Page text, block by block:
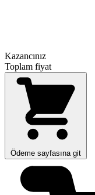
Kazancınız
Toplam fiyat
Ödeme sayfasına git